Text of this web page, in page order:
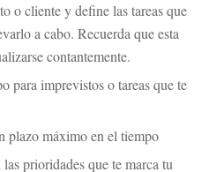
o cliente y define las tareas que
a cabo. Recuerda que esta
contantemente.
para imprevistos o tareas que te
plazo máximo en el tiempo
prioridades que te marca tu